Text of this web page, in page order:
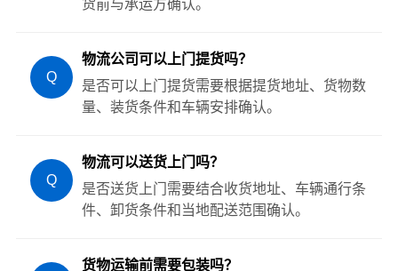
货前与承运方确认。
Q
物流公司可以上门提货吗？
是否可以上门提货需要根据提货地址、货物数
量、装货条件和车辆安排确认。
Q
物流可以送货上门吗？
是否送货上门需要结合收货地址、车辆通行条
件、卸货条件和当地配送范围确认。
货物运输前需要包装吗？